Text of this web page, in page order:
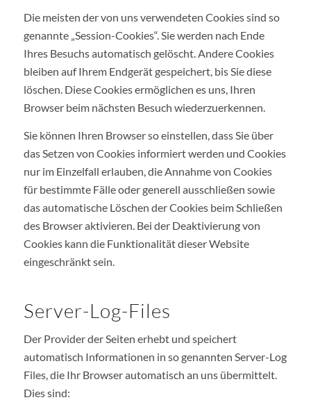
Die meisten der von uns verwendeten Cookies sind so
genannte „Session-Cookies“. Sie werden nach Ende
Ihres Besuchs automatisch gelöscht. Andere Cookies
bleiben auf Ihrem Endgerät gespeichert, bis Sie diese
löschen. Diese Cookies ermöglichen es uns, Ihren
Browser beim nächsten Besuch wiederzuerkennen.
Sie können Ihren Browser so einstellen, dass Sie über
das Setzen von Cookies informiert werden und Cookies
nur im Einzelfall erlauben, die Annahme von Cookies
für bestimmte Fälle oder generell ausschließen sowie
das automatische Löschen der Cookies beim Schließen
des Browser aktivieren. Bei der Deaktivierung von
Cookies kann die Funktionalität dieser Website
eingeschränkt sein.
Server-Log-Files
Der Provider der Seiten erhebt und speichert
automatisch Informationen in so genannten Server-Log
Files, die Ihr Browser automatisch an uns übermittelt.
Dies sind: